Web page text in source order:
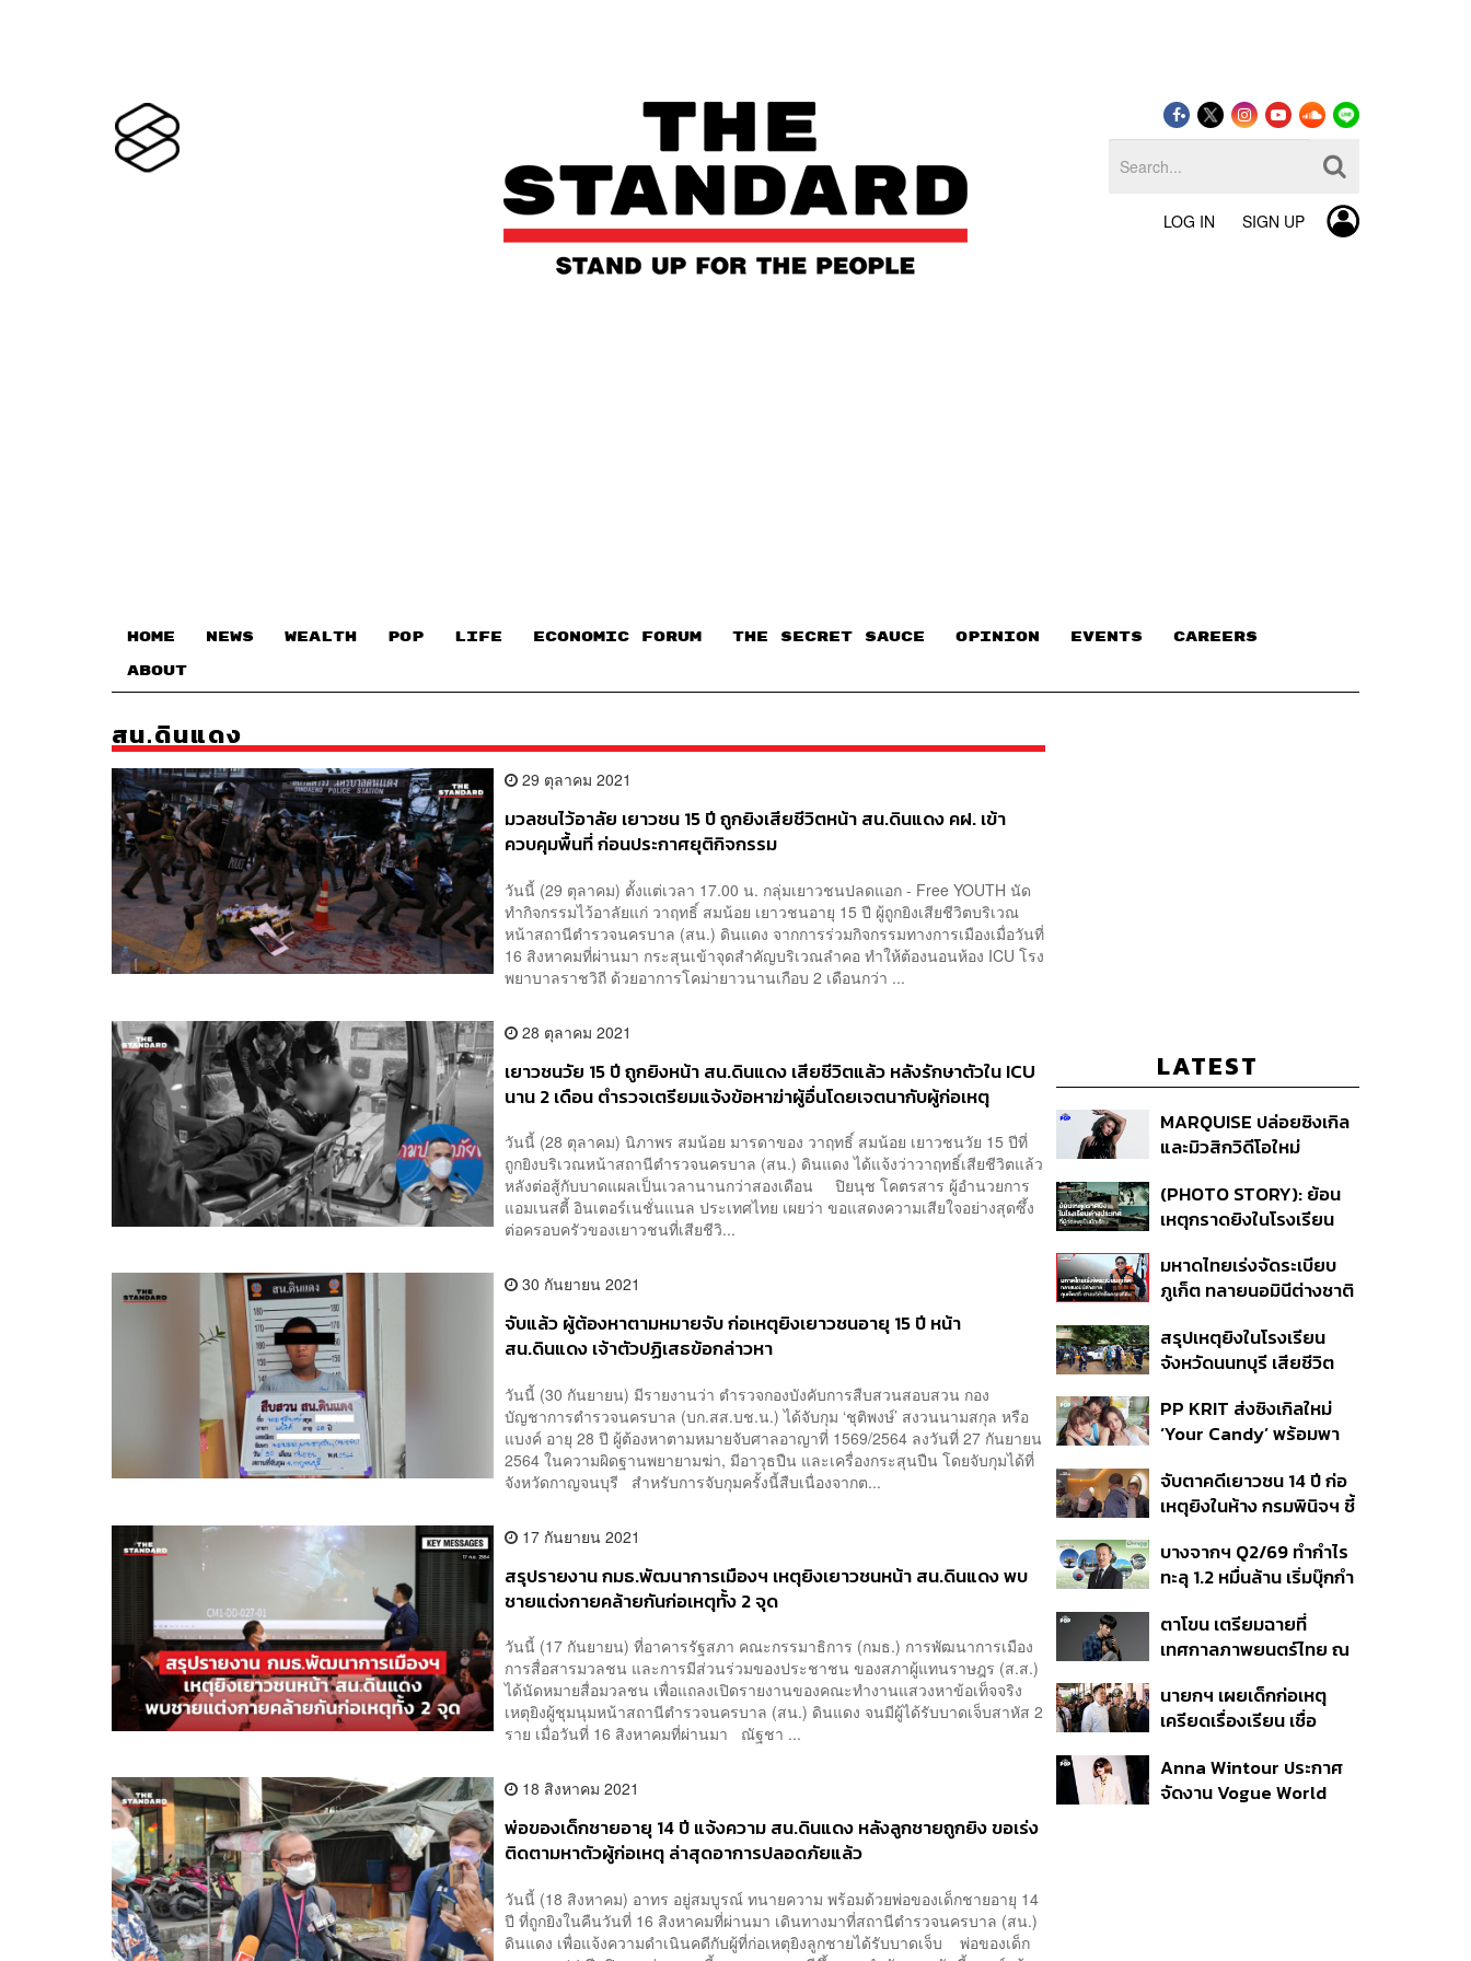
LOG IN SIGN UP
HOME NEWS WEALTH POP LIFE ECONOMIC FORUM THE SECRET SAUCE​ OPINION EVENTS CAREERS
ABOUT
สน.ดินแดง
29 ตุลาคม 2021
มวลชนไว้อาลัย เยาวชน 15 ปี ถูกยิงเสียชีวิตหน้า สน.ดินแดง คฝ. เข้า
ควบคุมพื้นที่ ก่อนประกาศยุติกิจกรรม
วันนี้ (29 ตุลาคม) ตั้งแต่เวลา 17.00 น. กลุ่มเยาวชนปลดแอก - Free YOUTH นัด
ทำกิจกรรมไว้อาลัยแก่ วาฤทธิ์ สมน้อย เยาวชนอายุ 15 ปี ผู้ถูกยิงเสียชีวิตบริเวณ
หน้าสถานีตำรวจนครบาล (สน.) ดินแดง จากการร่วมกิจกรรมทางการเมืองเมื่อวันที่
16 สิงหาคมที่ผ่านมา กระสุนเข้าจุดสำคัญบริเวณลำคอ ทำให้ต้องนอนห้อง ICU โรง
พยาบาลราชวิถี ด้วยอาการโคม่ายาวนานเกือบ 2 เดือนกว่า ...
28 ตุลาคม 2021
เยาวชนวัย 15 ปี ถูกยิงหน้า สน.ดินแดง เสียชีวิตแล้ว หลังรักษาตัวใน ICU
นาน 2 เดือน ตำรวจเตรียมแจ้งข้อหาฆ่าผู้อื่นโดยเจตนากับผู้ก่อเหตุ
วันนี้ (28 ตุลาคม) นิภาพร สมน้อย มารดาของ วาฤทธิ์ สมน้อย เยาวชนวัย 15 ปีที่
ถูกยิงบริเวณหน้าสถานีตำรวจนครบาล (สน.) ดินแดง ได้แจ้งว่าวาฤทธิ์เสียชีวิตแล้ว
หลังต่อสู้กับบาดแผลเป็นเวลานานกว่าสองเดือน ปิยนุช โคตรสาร ผู้อำนวยการ
แอมเนสตี้ อินเตอร์เนชั่นแนล ประเทศไทย เผยว่า ขอแสดงความเสียใจอย่างสุดซึ้ง
ต่อครอบครัวของเยาวชนที่เสียชีวิ...
30 กันยายน 2021
จับแล้ว ผู้ต้องหาตามหมายจับ ก่อเหตุยิงเยาวชนอายุ 15 ปี หน้า
สน.ดินแดง เจ้าตัวปฏิเสธข้อกล่าวหา
วันนี้ (30 กันยายน) มีรายงานว่า ตำรวจกองบังคับการสืบสวนสอบสวน กอง
บัญชาการตำรวจนครบาล (บก.สส.บช.น.) ได้จับกุม ‘ชุติพงษ์’ สงวนนามสกุล หรือ
แบงค์ อายุ 28 ปี ผู้ต้องหาตามหมายจับศาลอาญาที่ 1569/2564 ลงวันที่ 27 กันยายน
2564 ในความผิดฐานพยายามฆ่า, มีอาวุธปืน และเครื่องกระสุนปืน โดยจับกุมได้ที่
จังหวัดกาญจนบุรี สำหรับการจับกุมครั้งนี้สืบเนื่องจากต...
17 กันยายน 2021
สรุปรายงาน กมธ.พัฒนาการเมืองฯ เหตุยิงเยาวชนหน้า สน.ดินแดง พบ
ชายแต่งกายคล้ายกันก่อเหตุทั้ง 2 จุด
วันนี้ (17 กันยายน) ที่อาคารรัฐสภา คณะกรรมาธิการ (กมธ.) การพัฒนาการเมือง
การสื่อสารมวลชน และการมีส่วนร่วมของประชาชน ของสภาผู้แทนราษฎร (ส.ส.)
ได้นัดหมายสื่อมวลชน เพื่อแถลงเปิดรายงานของคณะทำงานแสวงหาข้อเท็จจริง
เหตุยิงผู้ชุมนุมหน้าสถานีตำรวจนครบาล (สน.) ดินแดง จนมีผู้ได้รับบาดเจ็บสาหัส 2
ราย เมื่อวันที่ 16 สิงหาคมที่ผ่านมา ณัฐชา ...
18 สิงหาคม 2021
พ่อของเด็กชายอายุ 14 ปี แจ้งความ สน.ดินแดง หลังลูกชายถูกยิง ขอเร่ง
ติดตามหาตัวผู้ก่อเหตุ ล่าสุดอาการปลอดภัยแล้ว
วันนี้ (18 สิงหาคม) อาทร อยู่สมบูรณ์ ทนายความ พร้อมด้วยพ่อของเด็กชายอายุ 14
ปี ที่ถูกยิงในคืนวันที่ 16 สิงหาคมที่ผ่านมา เดินทางมาที่สถานีตำรวจนครบาล (สน.)
ดินแดง เพื่อแจ้งความดำเนินคดีกับผู้ที่ก่อเหตุยิงลูกชายได้รับบาดเจ็บ พ่อของเด็ก
LATEST
MARQUISE ปล่อยซิงเกิล
และมิวสิกวิดีโอใหม่
สัมพันธ์สุด Toxic
(PHOTO STORY): ย้อน
เหตุกราดยิงในโรงเรียน
นักเรียน
มหาดไทยเร่งจัดระเบียบ
ภูเก็ต ทลายนอมินีต่างชาติ
ที่ดิน เคลียร์ใบอนุญาต
โรงแรมค้าง 7 ปี
สรุปเหตุยิงในโรงเรียน
จังหวัดนนทบุรี เสียชีวิต
ปมค้นประวัติคดีกราดยิงที่
สหรัฐฯ
PP KRIT ส่งซิงเกิลใหม่
‘Your Candy’ พร้อมพา
สิกวิดีโอ
จับตาคดีเยาวชน 14 ปี ก่อ
เหตุยิงในห้าง กรมพินิจฯ ชี้
เนื่อง ประเมินปล่อยตัว
บางจากฯ Q2/69 ทำกำไร
ทะลุ 1.2 หมื่นล้าน เริ่มบุ๊กกำ
แรก หนุนรายได้ครึ่งปีทะลุ
3.2 แสนล้าน
ตาโขน เตรียมฉายที่
เทศกาลภาพยนตร์ไทย ณ
นายกฯ เผยเด็กก่อเหตุ
เครียดเรื่องเรียน เชื่อ
กระสุนอีกกว่า 30 นัด หาก
ไม่จบชีวิตตัวเองอาจสูญ
Anna Wintour ประกาศ
จัดงาน Vogue World